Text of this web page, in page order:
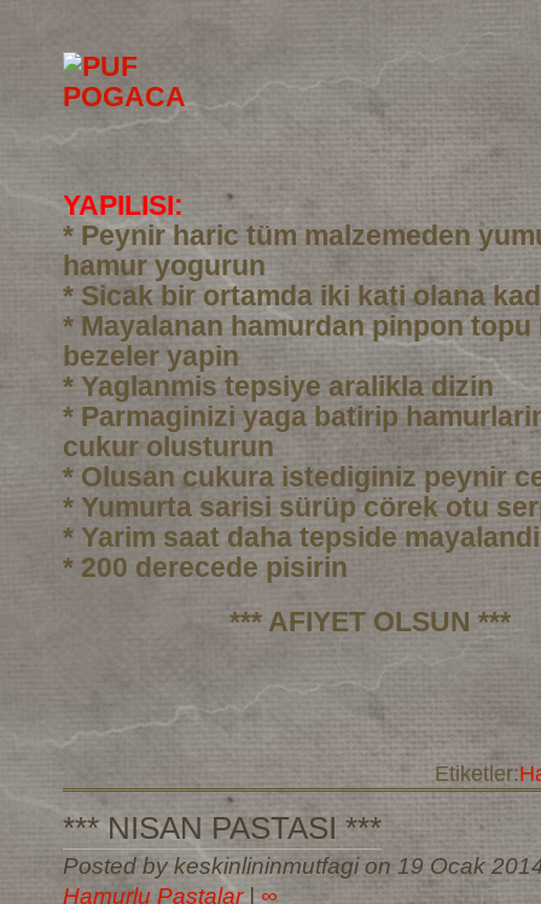
YAPILISI:
* Peynir haric tüm malzemeden
hamur yogurun
* Sicak bir ortamda iki kati olana
* Mayalanan hamurdan pinpon
bezeler yapin
* Yaglanmis tepsiye aralikla dizin
* Parmaginizi yaga batirip
cukur olusturun
* Olusan cukura istediginiz peynir
* Yumurta sarisi sürüp cörek otu
* Yarim saat daha tepside
* 200 derecede pisirin
*** AFIYET OLSUN ***
Etiketler:
*** NISAN PASTASI ***
Posted by keskinlininmutfagi on 19 Ocak
Hamurlu Pastalar |∞